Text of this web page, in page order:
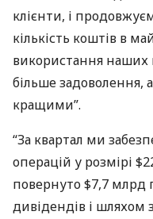
клієнти, і
кількість коштів в
використання
більше задоволення,
кращими”.
“За квартал ми
операцій у розмірі
повернуто $7,7 млрд
дивідендів і шляхом